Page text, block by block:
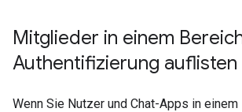
Mitglieder in einem
Authentifizierung auflisten
Wenn Sie Nutzer und Chat-Apps in